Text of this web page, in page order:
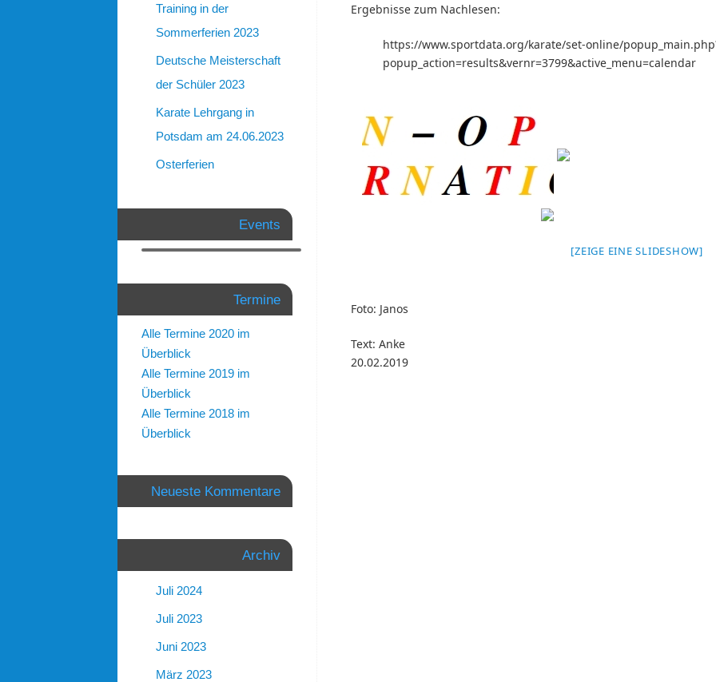
Ergebnisse zum Nachlesen:
https://www.sportdata.org/karate/set-online/
popup_action=results&vernr=3799&active_menu=calendar
[ZEIGE EINE SLIDESHOW]
Foto: Janos
Text:
20.02.2019
Training in der
Sommerferien 2023
Deutsche Meisterschaft
der Schüler 2023
Karate Lehrgang in
Potsdam am 24.06.2023
Osterferien
Events
Termine
Alle Termine 2020 im
Überblick
Alle Termine 2019 im
Überblick
Alle Termine 2018 im
Überblick
Neueste Kommentare
Archiv
Juli 2024
Juli 2023
Juni 2023
März 2023